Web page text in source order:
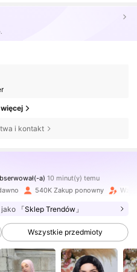
i kontakt
540K Zakup ponowny
jako 「Sklep Trendów」
Wszystkie przedmioty